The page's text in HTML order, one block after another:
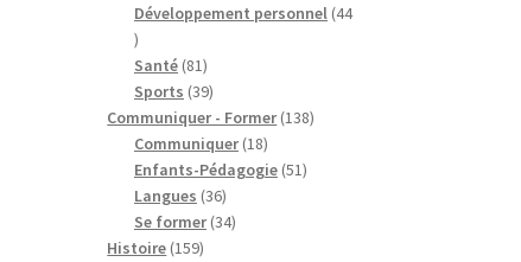
produits
Développement personnel 44
44
produits
Santé 8181
produits
Sports 3939
produits
Communiquer - Former 138138
Communiquer 1818
produits
Enfants-Pédagogie 5151
Langues 3636
produits
Se former 3434
Histoire 159159